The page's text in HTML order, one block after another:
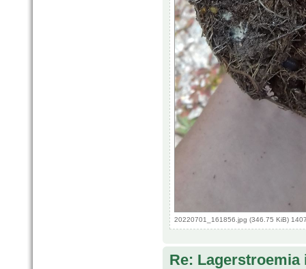
20220701_161856.jpg (346.75 KiB)
Re: